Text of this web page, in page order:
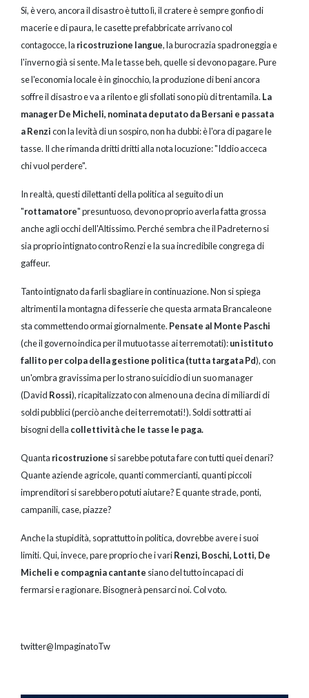
Si, è vero, ancora il disastro è tutto lì, il cratere è sempre gonfio di
macerie e di paura, le casette prefabbricate arrivano col
contagocce, la ricostruzione langue, la burocrazia spadroneggia e
l'inverno già si sente. Ma le tasse beh, quelle si devono pagare. Pure
se l'economia locale è in ginocchio, la produzione di beni ancora
soffre il disastro e va a rilento e gli sfollati sono più di trentamila. La
manager De Micheli, nominata deputato da Bersani e passata
a Renzicon la levità di un sospiro, non ha dubbi: è l'ora di pagare le
tasse. Il che rimanda dritti dritti alla nota locuzione: "Iddio acceca
chi vuol perdere".
In realtà, questi dilettanti della politica al seguito di un
"rottamatore" presuntuoso, devono proprio averla fatta grossa
anche agli occhi dell'Altissimo. Perché sembra che il Padreterno si
sia proprio intignato contro Renzi e la sua incredibile congrega di
gaffeur.
Tanto intignato da farli sbagliare in continuazione. Non si spiega
altrimenti la montagna di fesserie che questa armata Brancaleone
sta commettendo ormai giornalmente. Pensate al Monte Paschi
(che il governo indica per il mutuo tasse ai terremotati):un istituto
fallito per colpa della gestione politica (tutta targata Pd), con
un'ombra gravissima per lo strano suicidio di un suo manager
(David Rossi), ricapitalizzato con almeno una decina di miliardi di
soldi pubblici (perciò anche dei terremotati!). Soldi sottratti ai
bisogni della collettività che le tasse le paga.
Quanta ricostruzione si sarebbe potuta fare con tutti quei denari?
Quante aziende agricole, quanti commercianti, quanti piccoli
imprenditori si sarebbero potuti aiutare? E quante strade, ponti,
campanili, case, piazze?
Anche la stupidità, soprattutto in politica, dovrebbe avere i suoi
limiti. Qui, invece, pare proprio che i variRenzi, Boschi, Lotti, De
Micheli e compagnia cantante siano del tutto incapaci di
fermarsi e ragionare. Bisognerà pensarci noi. Col voto.
twitter@ImpaginatoTw